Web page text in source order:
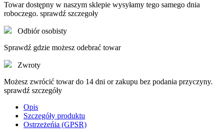
Towar dostępny w naszym sklepie wysyłamy tego samego dnia
roboczego. sprawdź szczegoły
Odbiór osobisty
Sprawdź gdzie możesz odebrać towar
Zwroty
Możesz zwrócić towar do 14 dni or zakupu bez podania przyczyny.
sprawdź szczegóły
Opis
Szczegóły produktu
Ostrzeżeńia (GPSR)